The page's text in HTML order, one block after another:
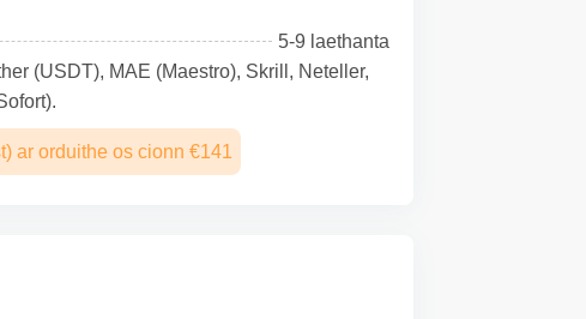
5-9 laethanta
(USDТ), MAE (Maestro), Skrill, Neteller,
ar orduithe os cionn €141